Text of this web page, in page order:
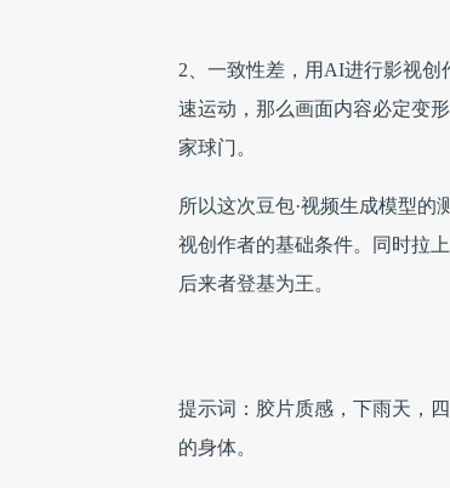
2、一致性差，用AI进行影视
速运动，那么画面内容必定变
家球门。
所以这次豆包·视频生成模型
视创作者的基础条件。同时拉
后来者登基为王。
提示词：胶片质感，下雨天，
的身体。